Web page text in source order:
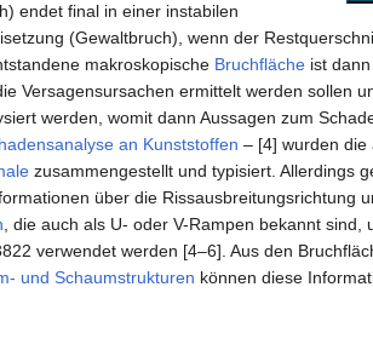
endet final in einer instabilen
(Gewaltbruch), wenn der
makroskopische Bruchfläche ist
Versagensursachen ermittelt werden sollen
werden, womit dann Aussagen zum
an Kunststoffen – [4] wurden die
zusammengestellt und typisiert. Allerdings
über die Rissausbreitungsrichtung
, die auch als U- oder V-Rampen bekannt sind,
verwendet werden [4–6]. Aus den
und Schaumstrukturen können diese